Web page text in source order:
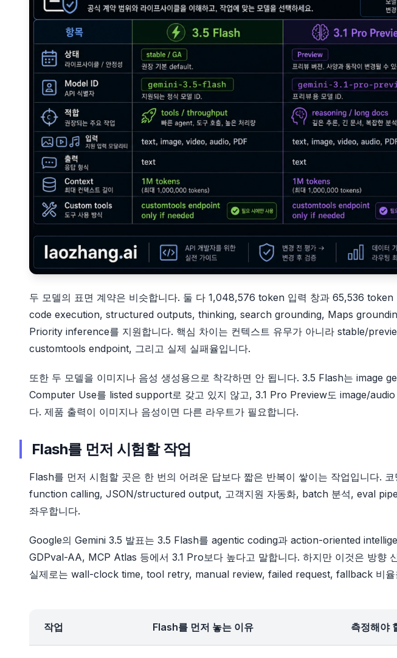
두 모델의 표면 계약은 비슷합니다. 둘 다 1,048,576 token 입력 창과 65,536
code execution, structured outputs, thinking, search grounding, Maps
Priority inference를 지원합니다. 핵심 차이는 컨텍스트 유무가 아니라 stable/
customtools endpoint, 그리고 실제 실패율입니다.
또한 두 모델을 이미지나 음성 생성용으로 착각하면 안 됩니다. 3.5 Flash는 image
Computer Use를 listed support로 갖고 있지 않고, 3.1 Pro Preview도 image/
다. 제품 출력이 이미지나 음성이면 다른 라우트가 필요합니다.
Flash를 먼저 시험할 작업
Flash를 먼저 시험할 곳은 한 번의 어려운 답보다 짧은 반복이 쌓이는 작업입니다.
function calling, JSON/structured output, 고객지원 자동화, batch 분석, eval
좌우합니다.
Google의 Gemini 3.5 발표는 3.5 Flash를 agentic coding과 action-oriented
GDPval-AA, MCP Atlas 등에서 3.1 Pro보다 높다고 말합니다. 하지만 이것은 방향
실제로는 wall-clock time, tool retry, manual review, failed request, fallback 비율
작업 Flash를 먼저 놓는 이유 측정해야